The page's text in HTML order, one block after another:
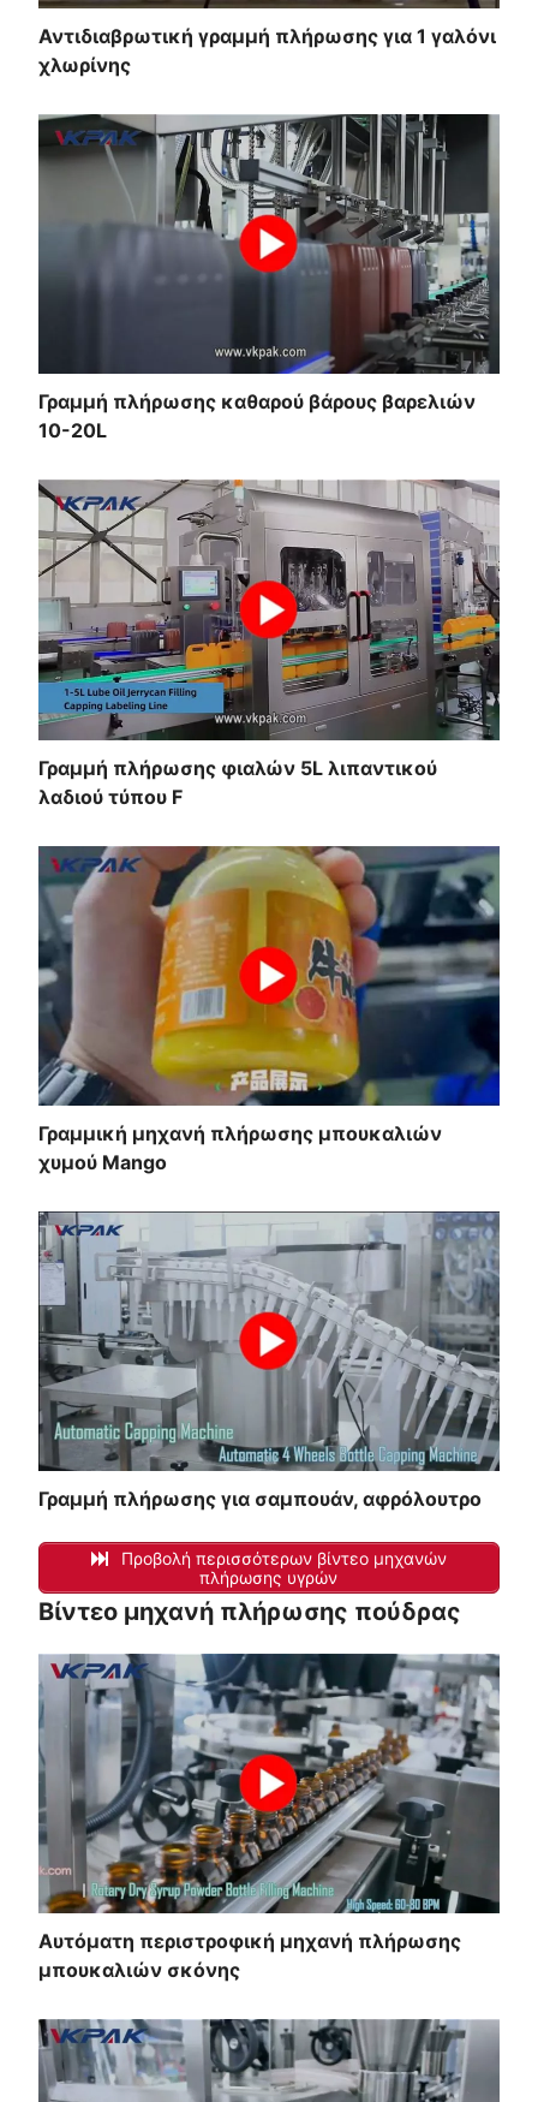
Αντιδιαβρωτική γραμμή πλήρωσης για 1 γαλόνι
χλωρίνης
Γραμμή πλήρωσης καθαρού βάρους βαρελιών
10-20L
Γραμμή πλήρωσης φιαλών 5L λιπαντικού
λαδιού τύπου F
Γραμμική μηχανή πλήρωσης μπουκαλιών
χυμού Mango
Γραμμή πλήρωσης για σαμπουάν, αφρόλουτρο
Προβολή περισσότερων βίντεο μηχανών
πλήρωσης υγρών
Βίντεο μηχανή πλήρωσης πούδρας
Αυτόματη περιστροφική μηχανή πλήρωσης
μπουκαλιών σκόνης